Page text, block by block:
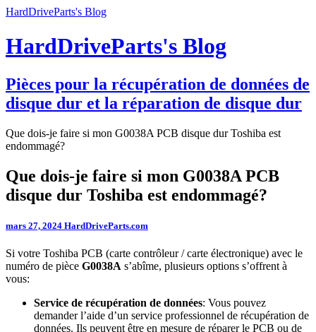
HardDriveParts's Blog
HardDriveParts's Blog
Pièces pour la récupération de données de
disque dur et la réparation de disque dur
Que dois-je faire si mon G0038A PCB disque dur Toshiba est
endommagé?
Que dois-je faire si mon G0038A PCB
disque dur Toshiba est endommagé?
mars 27, 2024 HardDriveParts.com
Si votre Toshiba PCB (carte contrôleur / carte électronique) avec le
numéro de pièce G0038A s’abîme, plusieurs options s’offrent à
vous:
Service de récupération de données: Vous pouvez
demander l’aide d’un service professionnel de récupération de
données. Ils peuvent être en mesure de réparer le PCB ou de